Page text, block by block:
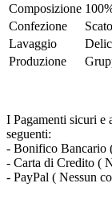
Composizione
Confezione
Lavaggio
Produzione
I Pagamenti sicuri e
seguenti:
- Bonifico Bancario
- Carta di Credito (
- PayPal ( Nessun